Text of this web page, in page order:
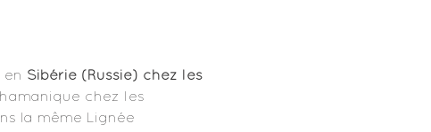
en Sibérie (Russie) chez les
chez les
la même Lignée